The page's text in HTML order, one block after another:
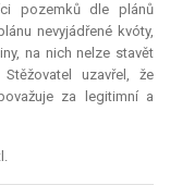
pozemků dle plánů
nevyjádřené kvóty,
na nich nelze stavět
uzavřel, že
za legitimní a